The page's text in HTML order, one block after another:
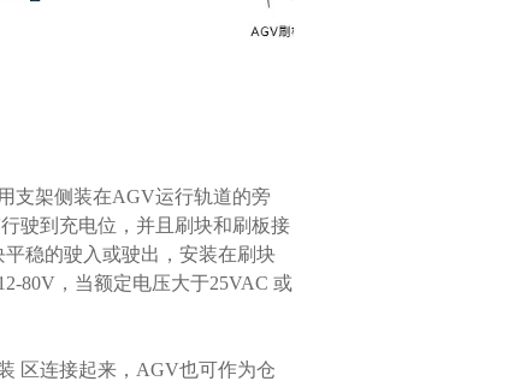
支架侧装在AGV运行轨道的旁
驶到充电位，并且刷块和刷板接
稳的驶入或驶出，安装在刷块
80V，当额定电压大于25VAC 或
区连接起来，AGV也可作为仓